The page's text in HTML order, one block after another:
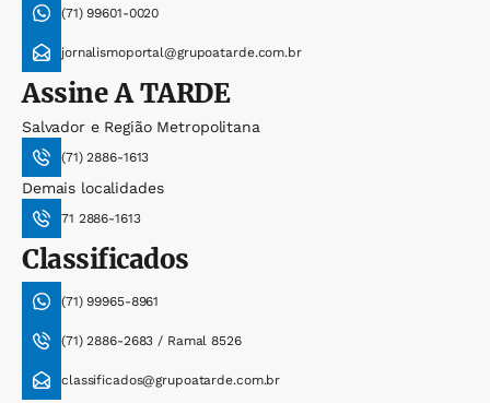
(71) 99601-0020
jornalismoportal@grupoatarde.com.br
AssineA TARDE
Salvador e Região Metropolitana
(71) 2886-1613
Demais localidades
71 2886-1613
Classificados
(71) 99965-8961
(71) 2886-2683 / Ramal 8526
classificados@grupoatarde.com.br